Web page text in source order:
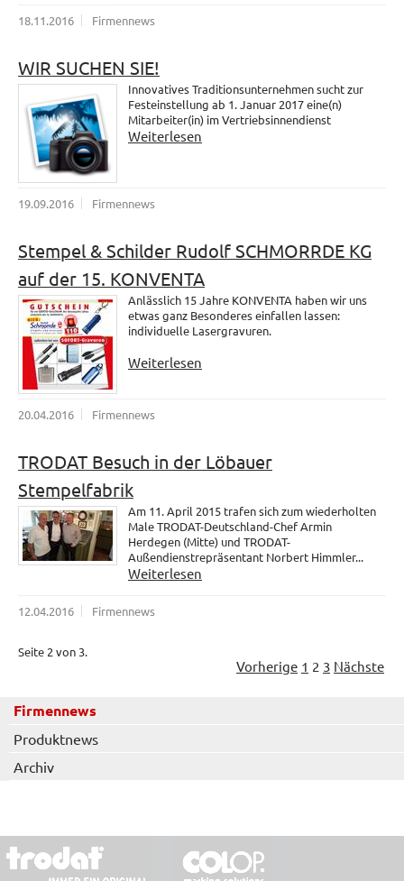
18.11.2016 Firmennews
WIR SUCHEN SIE!
Innovatives Traditionsunternehmen sucht zur
Festeinstellung ab 1. Januar 2017 eine(n)
Mitarbeiter(in) im Vertriebsinnendienst
Weiterlesen
19.09.2016 Firmennews
Stempel & Schilder Rudolf SCHMORRDE KG
auf der 15. KONVENTA
Anlässlich 15 Jahre KONVENTA haben wir uns
etwas ganz Besonderes einfallen lassen:
individuelle Lasergravuren.
Weiterlesen
20.04.2016 Firmennews
TRODAT Besuch in der Löbauer
Stempelfabrik
Am 11. April 2015 trafen sich zum wiederholten
Male TRODAT-Deutschland-Chef Armin
Herdegen (Mitte) und TRODAT-
Außendienstrepräsentant Norbert Himmler...
Weiterlesen
12.04.2016 Firmennews
Seite 2 von 3.
Vorherige 1 2 3 Nächste
Firmennews
Produktnews
Archiv